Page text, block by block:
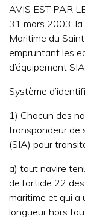
AVIS EST PAR
31 mars 2003, la
Maritime du
empruntant les
d’équipement
Système
1) Chacun des
transpondeur de
(SIA) pour
a) tout navire
de l’article 22
maritime et qui a
longueur hors